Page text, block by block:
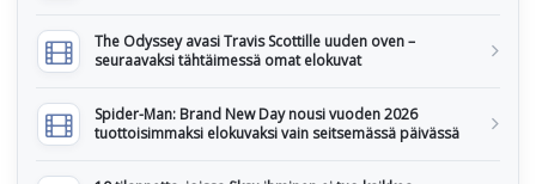
The Odyssey avasi Travis Scottille uuden oven –
seuraavaksi tähtäimessä omat elokuvat
Spider-Man: Brand New Day nousi vuoden 2026
tuottoisimmaksi elokuvaksi vain seitsemässä päivässä